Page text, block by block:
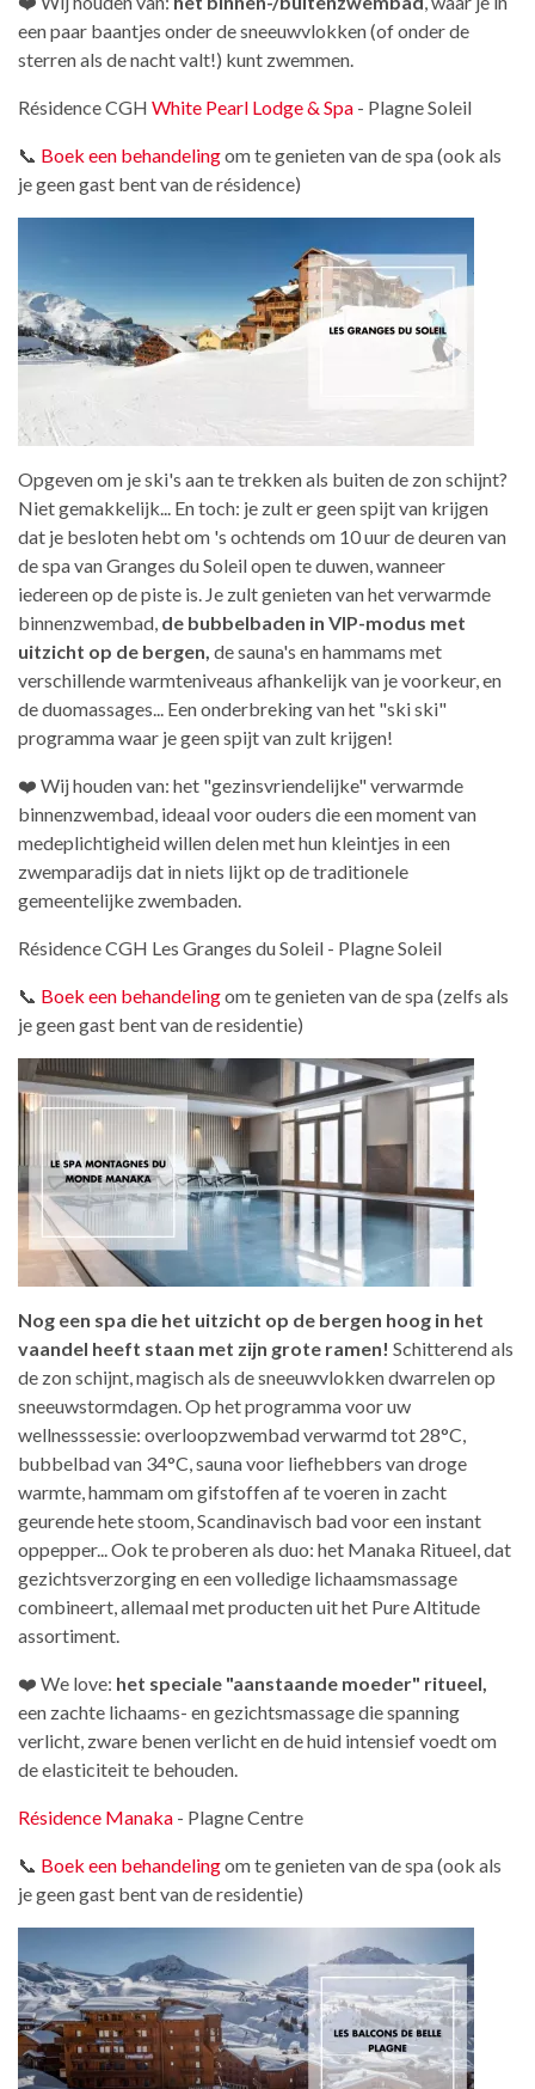
een paar baantjes onder de sneeuwvlokken (of onder de
sterren als de nacht valt!) kunt zwemmen.
Résidence CGH White Pearl Lodge & Spa - Plagne Soleil
📞 Boek een behandelingom te genieten van de spa (ook als
je geen gast bent van de résidence)
Opgeven om je ski's aan te trekken als buiten de zon schijnt?
Niet gemakkelijk... En toch: je zult er geen spijt van krijgen
dat je besloten hebt om 's ochtends om 10 uur de deuren van
de spa van Granges du Soleil open te duwen, wanneer
iedereen op de piste is. Je zult genieten van het verwarmde
binnenzwembad, de bubbelbaden in VIP-modus met
uitzicht op de bergen, de sauna's en hammams met
verschillende warmteniveaus afhankelijk van je voorkeur, en
de duomassages... Een onderbreking van het "ski ski"
programma waar je geen spijt van zult krijgen!
❤️ Wij houden van: het "gezinsvriendelijke" verwarmde
binnenzwembad, ideaal voor ouders die een moment van
medeplichtigheid willen delen met hun kleintjes in een
zwemparadijs dat in niets lijkt op de traditionele
gemeentelijke zwembaden.
Résidence CGH Les Granges du Soleil - Plagne Soleil
📞 Boek een behandelingom te genieten van de spa (zelfs als
je geen gast bent van de residentie)
Nog een spa die het uitzicht op de bergen hoog in het
vaandel heeft staan met zijn grote ramen! Schitterend als
de zon schijnt, magisch als de sneeuwvlokken dwarrelen op
sneeuwstormdagen. Op het programma voor uw
wellnesssessie: overloopzwembad verwarmd tot 28°C,
bubbelbad van 34°C, sauna voor liefhebbers van droge
warmte, hammam om gifstoffen af te voeren in zacht
geurende hete stoom, Scandinavisch bad voor een instant
oppepper... Ook te proberen als duo: het Manaka Ritueel, dat
gezichtsverzorging en een volledige lichaamsmassage
combineert, allemaal met producten uit het Pure Altitude
assortiment.
❤️ We love: het speciale "aanstaande moeder" ritueel,
een zachte lichaams- en gezichtsmassage die spanning
verlicht, zware benen verlicht en de huid intensief voedt om
de elasticiteit te behouden.
Résidence Manaka - Plagne Centre
📞 Boek een behandelingom te genieten van de spa (ook als
je geen gast bent van de residentie)